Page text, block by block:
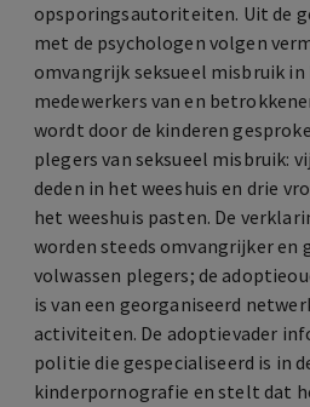
opsporingsautoriteiten. Uit de
met de psychologen volgen
omvangrijk seksueel misbruik
medewerkers van en
wordt door de kinderen
plegers van seksueel misbruik:
deden in het weeshuis en drie
het weeshuis pasten. De
worden steeds omvangrijker en
volwassen plegers; de
is van een georganiseerd
activiteiten. De adoptievader
politie die gespecialiseerd is in
kinderpornografie en stelt dat